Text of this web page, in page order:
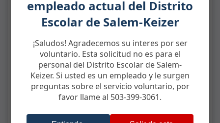
empleado actual del Distrito
Escolar de Salem-Keizer
¡Saludos! Agradecemos su interes por ser
voluntario. Esta solicitud no es para el
personal del Distrito Escolar de Salem-
Keizer. Si usted es un empleado y le surgen
preguntas sobre el servicio voluntario, por
favor llame al 503-399-3061.
consultar con Recursos
Humanos/Prevención y Protección,
llamando al 503-399-3061.
Proveer su número de seguro social es
voluntario. Si provee su número de
seguro social, lo usaremos para
garantizar que no le identifiquemos
incorrectamente. Su número de seguro
social será usado sólo como ha sido
federales protegen la privacidad de sus